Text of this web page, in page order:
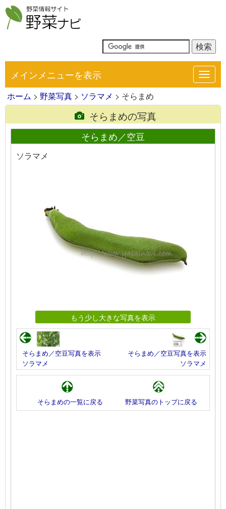
メインメニューを表示
ホーム > 野菜写真 > ソラマメ > そらまめ
そらまめの写真
そらまめ／空豆
ソラマメ
もう少し大きな写真を表示
そらまめ／空豆写真を表示
ソラマメ
そらまめ／空豆写真を表示
ソラマメ
そらまめの一覧に戻る 野菜写真のトップに戻る